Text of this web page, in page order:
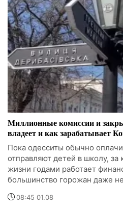
Миллионные комиссии и
владеет и как зарабатывает
Пока одесситы обычно
отправляют детей в школу, за
жизни годами работает
большинство горожан даже
08:45 01.08